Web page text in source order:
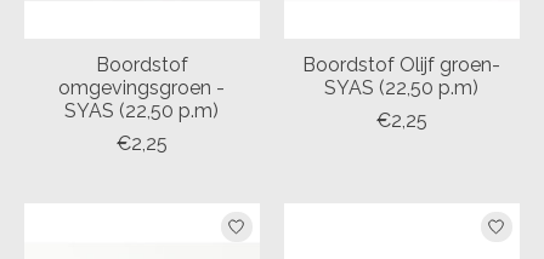
Boordstof
omgevingsgroen -
SYAS (22,50 p.m)
€2,25
Boordstof Olijf groen-
SYAS (22,50 p.m)
€2,25